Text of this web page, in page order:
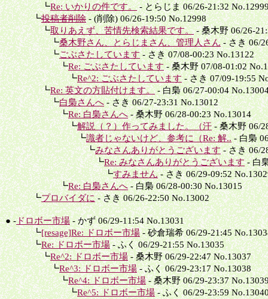
┗Re: いかりの件です。- とらじま 06/26-21:32
┗投稿者削除- (削除) 06/26-19:50 No.12998
┗取りあえず、苦情先検索結果です。- 桑木野 06/26-
┗桑木野さん、とらじまさん、管理人さん- さき 06/
┗ごぶさたしています- さき 07/08-00:23 No.13122
┗Re: ごぶさたしています- 桑木野 07/08-01:02
┗Re^2: ごぶさたしています- さき 07/09-19:55
┗Re: 英文の方貼付けます。- 白梟 06/27-00:04
┗白梟さんへ- さき 06/27-23:31 No.13012
┗Re: 白梟さんへ- 桑木野 06/28-00:23 No.13014
┗解説（？）作ってみました。（汗- 桑木野 06/
┗識者じゃないけど、参考に（Re: 解..- 白梟
┗みなさんありがとうございます- さき 06/
┗Re: みなさんありがとうございます- 白
┗すみません- さき 06/29-09:52
┗Re: 白梟さんへ- 白梟 06/28-00:30 No.13015
┗プロバイダに- さき 06/26-22:50 No.13002
● -ドロボー市場- かず 06/29-11:54 No.13031
┗[resage]Re: ドロボー市場- 砂倉瑞希 06/29-21:45
┗Re: ドロボー市場- ふく 06/29-21:55 No.13035
┗Re^2: ドロボー市場- 桑木野 06/29-22:47 No.13037
┗Re^3: ドロボー市場- ふく 06/29-23:17 No.13038
┗Re^4: ドロボー市場- 桑木野 06/29-23:37
┗Re^5: ドロボー市場- ふく 06/29-23:59